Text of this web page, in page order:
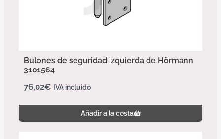
Bulones de seguridad izquierda de Hörmann
3101564
76,02€ IVA incluido
Añadir a la cesta